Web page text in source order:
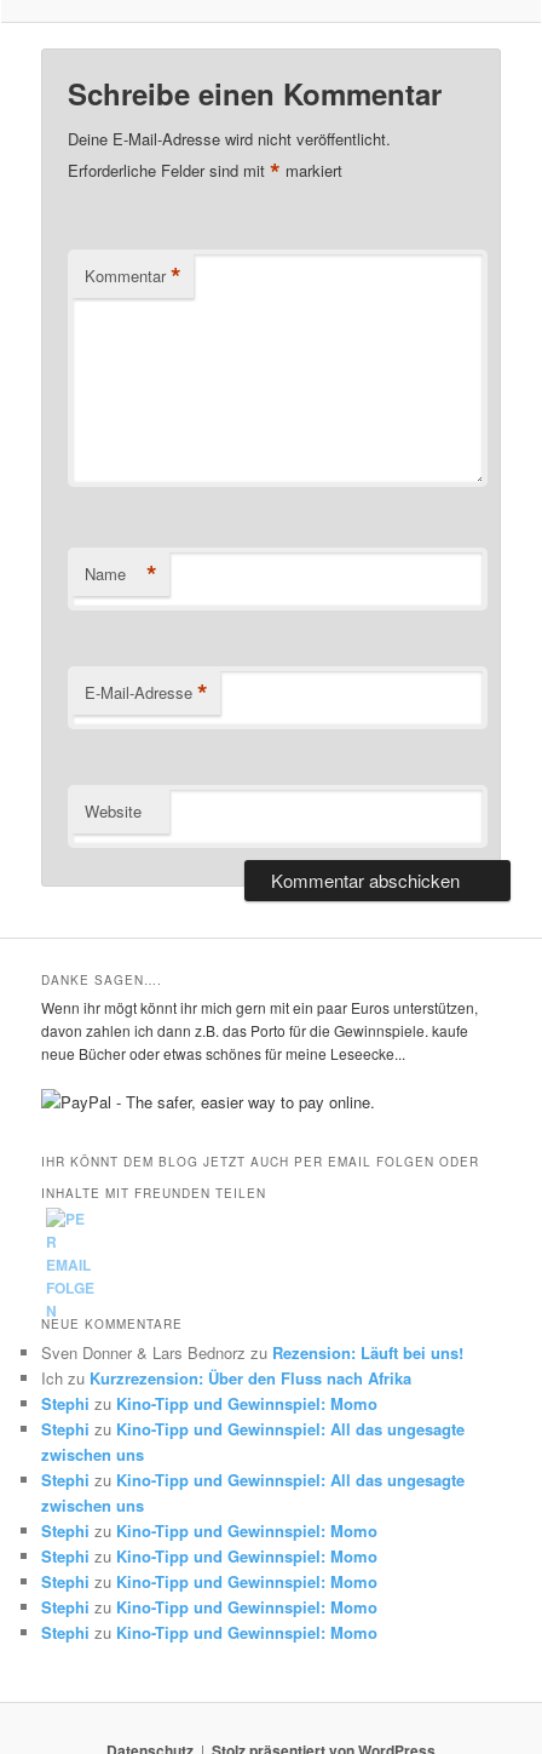
Schreibe einen Kommentar
Deine E-Mail-Adresse wird nicht veröffentlicht.
Erforderliche Felder sind mit* markiert
Kommentar *
Name *
E-Mail-Adresse *
Website
DANKE SAGEN….
Wenn ihr mögt könnt ihr mich gern mit ein paar Euros unterstützen,
davon zahlen ich dann z.B. das Porto für die Gewinnspiele. kaufe
neue Bücher oder etwas schönes für meine Leseecke...
IHR KÖNNT DEM BLOG JETZT AUCH PER EMAIL FOLGEN ODER
INHALTE MIT FREUNDEN TEILEN
NEUE KOMMENTARE
Sven Donner & Lars Bednorz zu Rezension: Läuft bei uns!
Ich zu Kurzrezension: Über den Fluss nach Afrika
Stephi zu Kino-Tipp und Gewinnspiel: Momo
Stephi zu Kino-Tipp und Gewinnspiel: All das ungesagte
zwischen uns
Stephi zu Kino-Tipp und Gewinnspiel: All das ungesagte
zwischen uns
Stephi zu Kino-Tipp und Gewinnspiel: Momo
Stephi zu Kino-Tipp und Gewinnspiel: Momo
Stephi zu Kino-Tipp und Gewinnspiel: Momo
Stephi zu Kino-Tipp und Gewinnspiel: Momo
Stephi zu Kino-Tipp und Gewinnspiel: Momo